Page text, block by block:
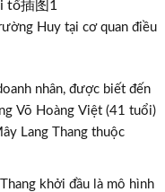
Huy tại cơ quan điều
nhân, được biết đến
Võ Hoàng Việt (41 tuổi)
Lang Thang thuộc
khởi đầu là mô hình